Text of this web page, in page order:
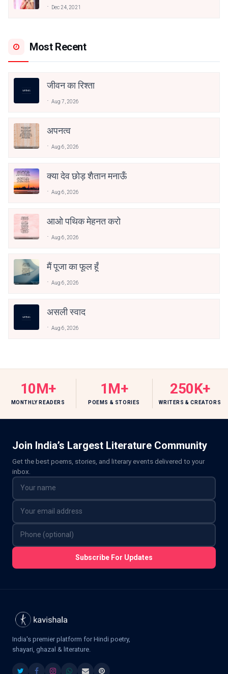
Dec 24, 2021
Most Recent
जीवन का रिश्ता
Aug 7, 2026
अपनत्व
Aug 6, 2026
क्या देव छोड़ शैतान मनाऊँ
Aug 6, 2026
आओ पथिक मेहनत करो
Aug 6, 2026
मैं पूजा का फूल हूँ
Aug 6, 2026
असली स्वाद
Aug 6, 2026
10M+
MONTHLY READERS
1M+
POEMS & STORIES
250K+
WRITERS & CREATORS
Join India’s Largest Literature Community
Get the best poems, stories, and literary events delivered to your
inbox.
Subscribe For Updates
India's premier platform for Hindi poetry,
shayari, ghazal & literature.